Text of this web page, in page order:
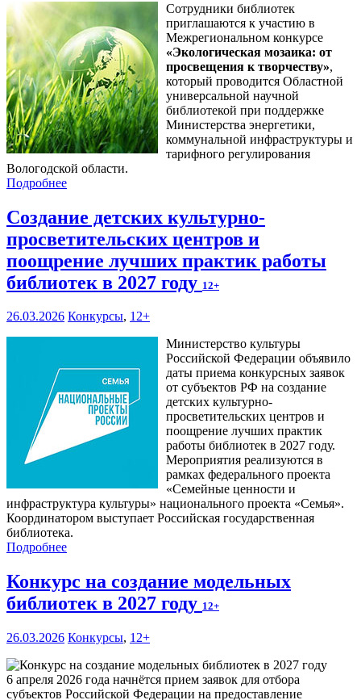
Сотрудники библиотек
приглашаются к участию в
Межрегиональном конкурсе
«Экологическая мозаика: от
просвещения к творчеству»,
который проводится Областной
универсальной научной
библиотекой при поддержке
Министерства энергетики,
коммунальной инфраструктуры и
тарифного регулирования
Вологодской области.
Подробнее
Создание детских культурно-
просветительских центров и
поощрение лучших практик работы
библиотек в 2027 году 12+
26.03.2026 Конкурсы, 12+
Министерство культуры
Российской Федерации объявило
даты приема конкурсных заявок
от субъектов РФ на создание
детских культурно-
просветительских центров и
поощрение лучших практик
работы библиотек в 2027 году.
Мероприятия реализуются в
рамках федерального проекта
«Семейные ценности и
инфраструктура культуры» национального проекта «Семья».
Координатором выступает Российская государственная
библиотека.
Подробнее
Конкурс на создание модельных
библиотек в 2027 году 12+
26.03.2026 Конкурсы, 12+
6 апреля 2026 года начнётся прием заявок для отбора
субъектов Российской Федерации на предоставление